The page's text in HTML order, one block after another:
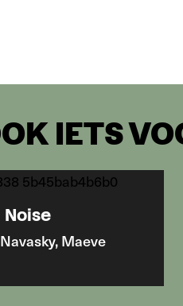
IETS
Noise
Maeve